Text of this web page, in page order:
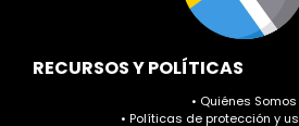
RECURSOS Y POLÍTICAS
• Quiénes Somos
• Políticas de protección y